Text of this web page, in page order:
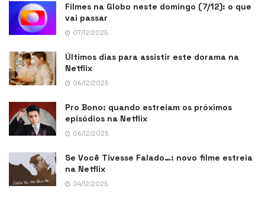
Filmes na Globo neste domingo (7/12): o que
vai passar
07/12/2025
Últimos dias para assistir este dorama na
Netflix
06/12/2025
Pro Bono: quando estreiam os próximos
episódios na Netflix
06/12/2025
Se Você Tivesse Falado…: novo filme estreia
na Netflix
04/12/2025